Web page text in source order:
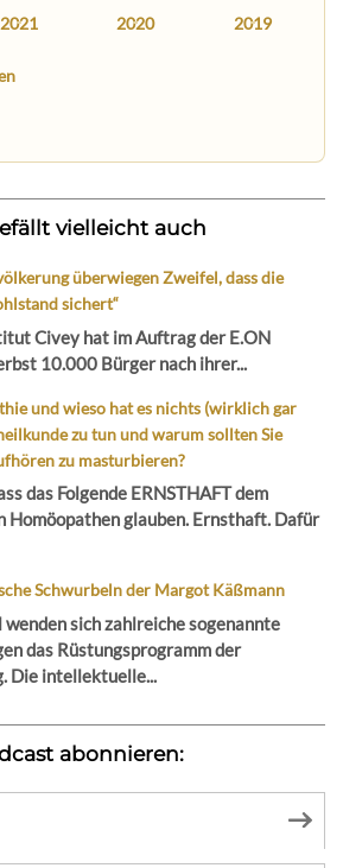
2021 2020 2019
vielleicht auch
überwiegen Zweifel, dass die
sichert“
Civey hat im Auftrag der E.ON
10.000 Bürger nach ihrer...
und wieso hat es nichts (wirklich gar
zu tun und warum sollten Sie
zu masturbieren?
das Folgende ERNSTHAFT dem
Homöopathen glauben. Ernsthaft. Dafür
Schwurbeln der Margot Käßmann
sich zahlreiche sogenannte
das Rüstungsprogramm der
Die intellektuelle...
abonnieren: